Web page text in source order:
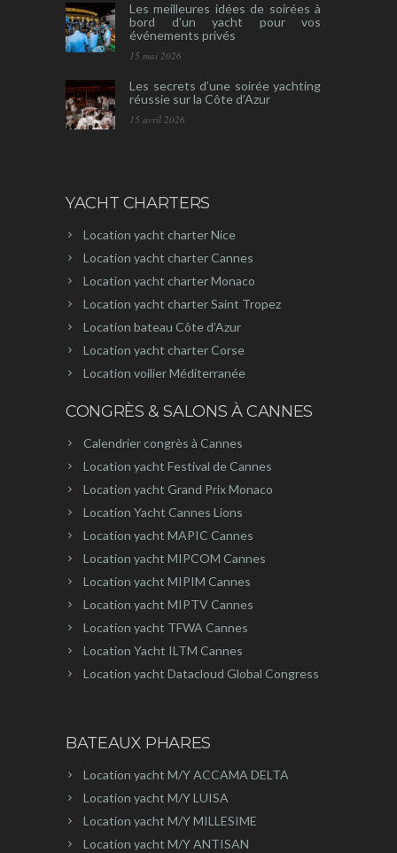
Les meilleures idées de soirées à
bord d’un yacht pour vos
événements privés
15 mai 2026
Les secrets d’une soirée yachting
réussie sur la Côte d’Azur
15 avril 2026
YACHT CHARTERS
Location yacht charter Nice
Location yacht charter Cannes
Location yacht charter Monaco
Location yacht charter Saint Tropez
Location bateau Côte d’Azur
Location yacht charter Corse
Location voilier Méditerranée
CONGRÈS & SALONS À CANNES
Calendrier congrès à Cannes
Location yacht Festival de Cannes
Location yacht Grand Prix Monaco
Location Yacht Cannes Lions
Location yacht MAPIC Cannes
Location yacht MIPCOM Cannes
Location yacht MIPIM Cannes
Location yacht MIPTV Cannes
Location yacht TFWA Cannes
Location Yacht ILTM Cannes
Location yacht Datacloud Global Congress
BATEAUX PHARES
Location yacht M/Y ACCAMA DELTA
Location yacht M/Y LUISA
Location yacht M/Y MILLESIME
Location yacht M/Y ANTISAN